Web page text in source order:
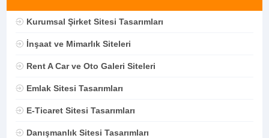
Kurumsal Şirket Sitesi Tasarımları
İnşaat ve Mimarlık Siteleri
Rent A Car ve Oto Galeri Siteleri
Emlak Sitesi Tasarımları
E-Ticaret Sitesi Tasarımları
Danışmanlık Sitesi Tasarımları